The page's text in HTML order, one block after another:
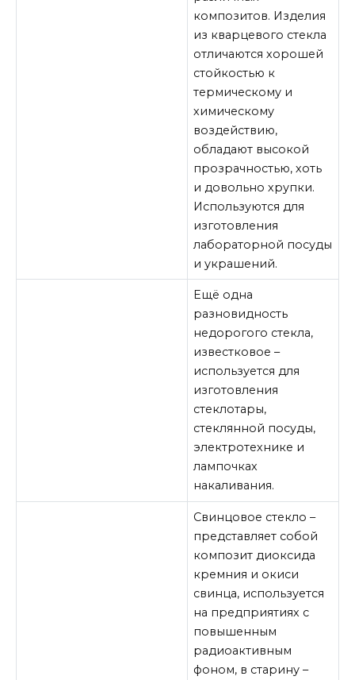
композитов. Изделия
из кварцевого стекла
отличаются хорошей
стойкостью к
термическому и
химическому
воздействию,
обладают высокой
прозрачностью, хоть
и довольно хрупки.
Используются для
изготовления
лабораторной посуды
и украшений.
Ещё одна
разновидность
недорогого стекла,
известковое –
используется для
изготовления
стеклотары,
стеклянной посуды,
электротехнике и
лампочках
накаливания.
Свинцовое стекло –
представляет собой
композит диоксида
кремния и окиси
свинца, используется
на предприятиях с
повышенным
радиоактивным
фоном, в старину –